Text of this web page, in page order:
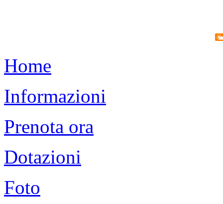
Home
Informazioni
Prenota ora
Dotazioni
Foto